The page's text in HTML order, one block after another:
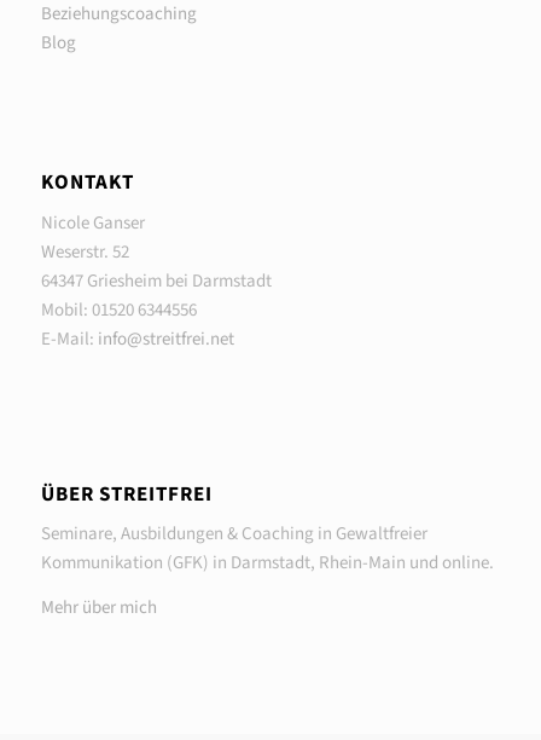
Beziehungscoaching
Blog
KONTAKT
Nicole Ganser
Weserstr. 52
64347 Griesheim bei Darmstadt
Mobil: 01520 6344556
E-Mail: info@streitfrei.net
ÜBER STREITFREI
Seminare, Ausbildungen & Coaching in Gewaltfreier
Kommunikation (GFK) in Darmstadt, Rhein-Main und online.
Mehr über mich